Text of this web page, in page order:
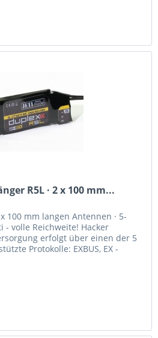
R5L · 2 x 100 mm...
x 100 mm langen Antennen · 5-
- volle Reichweite! Hacker
erfolgt über einen der 5
Protokolle: EXBUS, EX -